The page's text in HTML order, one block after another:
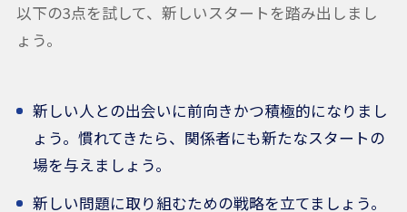
以下の3点を試して、新しいスタートを踏み出しまし
ょう。
新しい人との出会いに前向きかつ積極的になりまし
ょう。慣れてきたら、関係者にも新たなスタートの
場を与えましょう。
新しい問題に取り組むための戦略を立てましょう。